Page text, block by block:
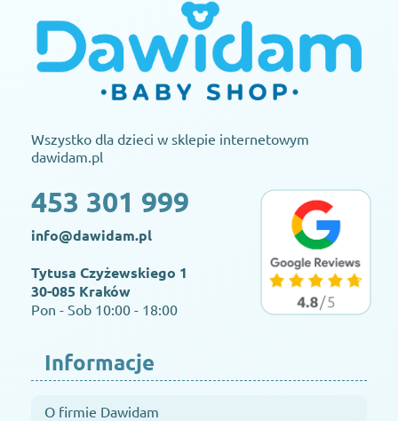
Wszystko dla dzieci w sklepie internetowym
dawidam.pl
453 301 999
info@dawidam.pl
Tytusa Czyżewskiego 1
30-085 Kraków
Pon - Sob 10:00 - 18:00
Informacje
O firmie Dawidam